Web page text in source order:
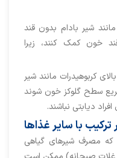
شیر بادام بدون قند
خون کمک کنند، زیرا
کربوهیدرات مانند شیر
سطح گلوکز خون شوند
دیابتی نباشند.
با سایر غذاها
که مصرف شیرهای گیاهی